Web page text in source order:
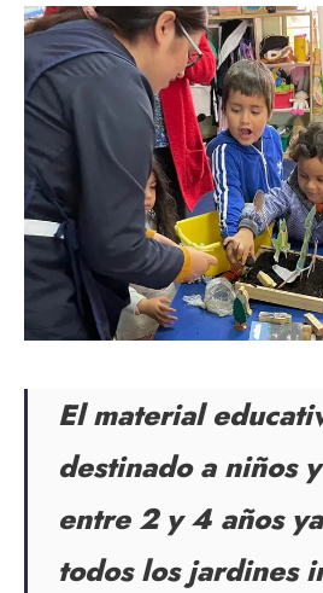
El material
destinado a niños
entre 2 y 4 años
todos los jardines